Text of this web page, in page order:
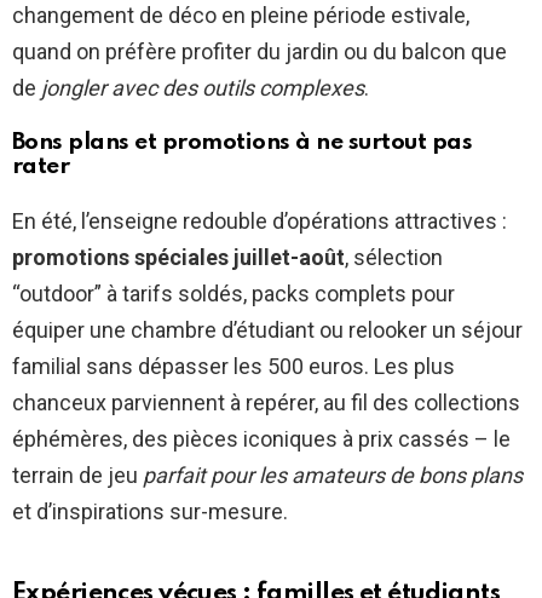
changement de déco en pleine période estivale,
quand on préfère profiter du jardin ou du balcon que
de jongler avec des outils complexes.
Bons plans et promotions à ne surtout pas
rater
En été, l’enseigne redouble d’opérations attractives :
promotions spéciales juillet-août, sélection
“outdoor” à tarifs soldés, packs complets pour
équiper une chambre d’étudiant ou relooker un séjour
familial sans dépasser les 500 euros. Les plus
chanceux parviennent à repérer, au fil des collections
éphémères, des pièces iconiques à prix cassés – le
terrain de jeu parfait pour les amateurs de bons plans
et d’inspirations sur-mesure.